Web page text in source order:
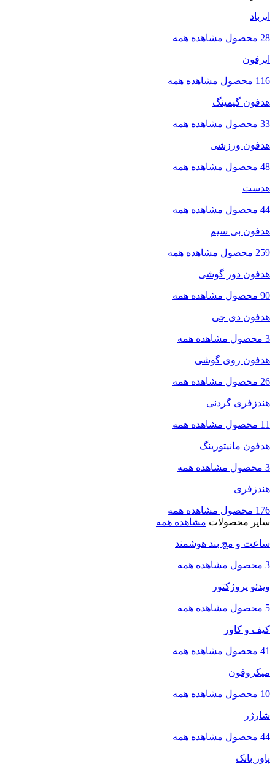
ایرباد
28 محصول مشاهده همه
ایرفون
116 محصول مشاهده همه
هدفون گیمینگ
33 محصول مشاهده همه
هدفون ورزشی
48 محصول مشاهده همه
هدست
44 محصول مشاهده همه
هدفون بی سیم
259 محصول مشاهده همه
هدفون دور گوشی
90 محصول مشاهده همه
هدفون دی جی
3 محصول مشاهده همه
هدفون روی گوشی
26 محصول مشاهده همه
هندزفری گردنی
11 محصول مشاهده همه
هدفون مانیتورینگ
3 محصول مشاهده همه
هندزفری
176 محصول
مشاهده همه
سایر محصولات مشاهده همه
ساعت و مچ بند هوشمند
3 محصول مشاهده همه
ویدئو پروژکتور
5 محصول مشاهده همه
کیف و کاور
41 محصول مشاهده همه
میکروفون
10 محصول مشاهده همه
شارژر
44 محصول مشاهده همه
پاور بانک